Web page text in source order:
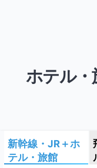
ホテル・
新幹線・JR＋ホ
テル・旅館